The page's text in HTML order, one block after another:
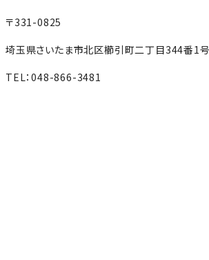
〒331-0825
埼玉県さいたま市北区櫛引町二丁目344番1号
TEL：048-866-3481